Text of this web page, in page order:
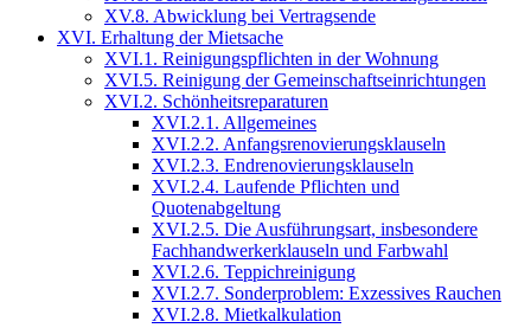
XV.8. Abwicklung bei Vertragsende
XVI. Erhaltung der Mietsache
XVI.1. Reinigungspflichten in der Wohnung
XVI.5. Reinigung der Gemeinschaftseinrichtungen
XVI.2. Schönheitsreparaturen
XVI.2.1. Allgemeines
XVI.2.2. Anfangsrenovierungsklauseln
XVI.2.3. Endrenovierungsklauseln
XVI.2.4. Laufende Pflichten und
Quotenabgeltung
XVI.2.5. Die Ausführungsart, insbesondere
Fachhandwerkerklauseln und Farbwahl
XVI.2.6. Teppichreinigung
XVI.2.7. Sonderproblem: Exzessives Rauchen
XVI.2.8. Mietkalkulation